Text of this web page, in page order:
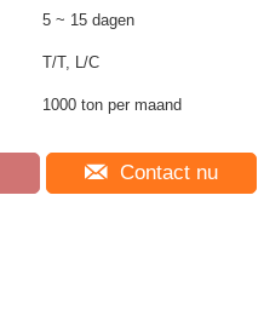
5 ~ 15 dagen
T/T, L/C
1000 ton per maand
Contact nu